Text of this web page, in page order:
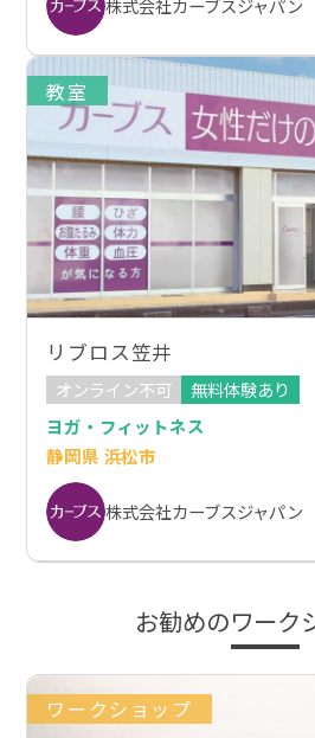
株式会社カーブスジャパン
教室
リブロス笠井
オンライン不可
無料体験あり
ヨガ・フィットネス
静岡県 浜松市
株式会社カーブスジャパン
お勧めのワーク
ワークショップ